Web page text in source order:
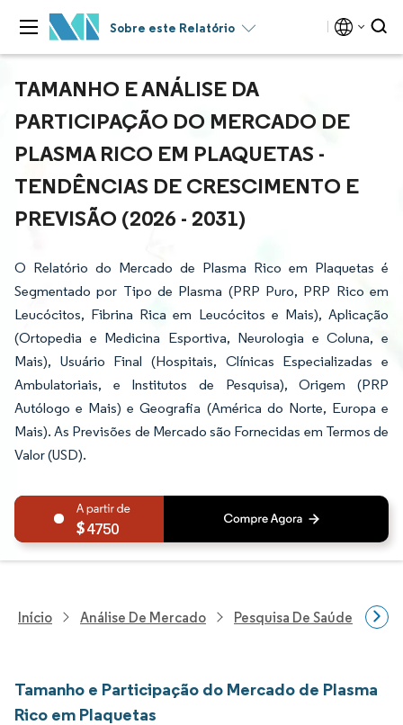
Sobre este Relatório
TAMANHO E ANÁLISE DA
PARTICIPAÇÃO DO MERCADO DE
PLASMA RICO EM PLAQUETAS -
TENDÊNCIAS DE CRESCIMENTO E
PREVISÃO (2026 - 2031)
O Relatório do Mercado de Plasma Rico em Plaquetas é
Segmentado por Tipo de Plasma (PRP Puro, PRP Rico em
Leucócitos, Fibrina Rica em Leucócitos e Mais), Aplicação
(Ortopedia e Medicina Esportiva, Neurologia e Coluna, e
Mais), Usuário Final (Hospitais, Clínicas Especializadas e
Ambulatoriais, e Institutos de Pesquisa), Origem (PRP
Autólogo e Mais) e Geografia (América do Norte, Europa e
Mais). As Previsões de Mercado são Fornecidas em Termos de
Valor (USD).
4750
Início Análise De Mercado Pesquisa De Saúde
Tamanho e Participação do Mercado de Plasma
Rico em Plaquetas